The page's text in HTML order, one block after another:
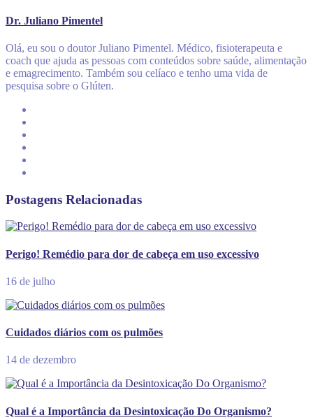
Dr. Juliano Pimentel
Olá, eu sou o doutor Juliano Pimentel. Médico, fisioterapeuta e
coach que ajuda as pessoas com conteúdos sobre saúde, alimentação
e emagrecimento. Também sou celíaco e tenho uma vida de
pesquisa sobre o Glúten.
Postagens Relacionadas
Perigo! Remédio para dor de cabeça em uso excessivo
16 de julho
Cuidados diários com os pulmões
14 de dezembro
Qual é a Importância da Desintoxicação Do Organismo?